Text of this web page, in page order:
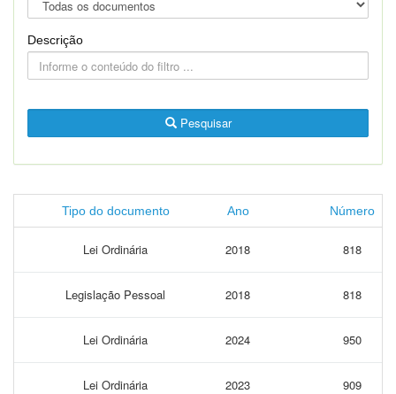
Descrição
Pesquisar
Tipo do documento Ano Número
Lei Ordinária 2018 818
Legislação Pessoal 2018 818
Lei Ordinária 2024 950
Lei Ordinária 2023 909